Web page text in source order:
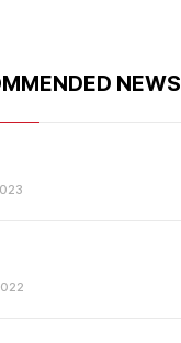
NEWS